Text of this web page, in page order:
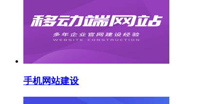
手机网站建设